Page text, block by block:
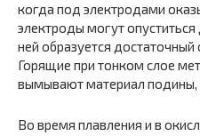
когда под электродами
электроды могут
ней образуется
Горящие при тонком слое
вымывают материал подины,
Во время плавления и в